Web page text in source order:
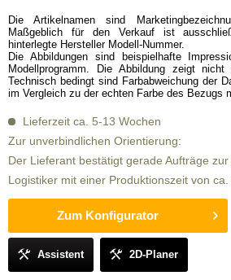
Die Artikelnamen sind
Maßgeblich für den Verkauf ist
hinterlegte Hersteller Modell-Nummer.
Die Abbildungen sind beispielhafte
Modellprogramm. Die Abbildung zeigt
Technisch bedingt sind Farbabweichung der
im Vergleich zu der echten Farbe des Bezugs
Lieferzeit ca. 5-13 Wochen
Zur unverbindlichen Orientierung:
Der Lieferant bestätigt gerade Aufträge
Logistiker mit einer Produktionszeit von
Zum Konfigurator
Assistent 2D-Planer